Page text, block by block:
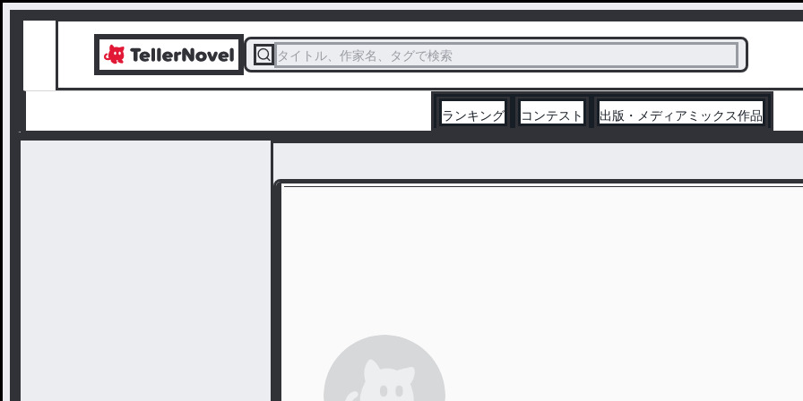
タイトル、作家名、タグで検索
ランキング コンテスト 出版・メディアミックス作品